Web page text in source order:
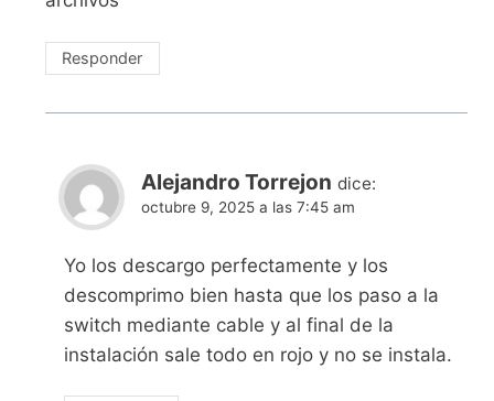
Responder
Alejandro Torrejon dice:
octubre 9, 2025 a las 7:45 am
Yo los descargo perfectamente y los
descomprimo bien hasta que los paso a la
switch mediante cable y al final de la
instalación sale todo en rojo y no se instala.